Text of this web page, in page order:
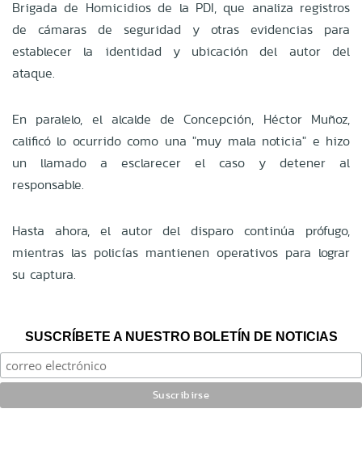
Brigada de Homicidios de la PDI, que analiza registros
de cámaras de seguridad y otras evidencias para
establecer la identidad y ubicación del autor del
ataque.
En paralelo, el alcalde de Concepción, Héctor Muñoz,
calificó lo ocurrido como una "muy mala noticia" e hizo
un llamado a esclarecer el caso y detener al
responsable.
Hasta ahora, el autor del disparo continúa prófugo,
mientras las policías mantienen operativos para lograr
su captura.
SUSCRÍBETE A NUESTRO BOLETÍN DE NOTICIAS